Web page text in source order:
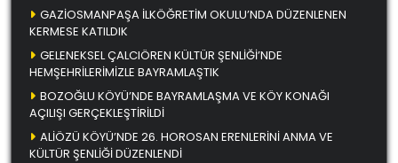
GAZİOSMANPAŞA İLKÖĞRETİM OKULU’NDA DÜZENLENEN
KERMESE KATILDIK
GELENEKSEL ÇALCIÖREN KÜLTÜR ŞENLİĞİ’NDE
HEMŞEHRİLERİMİZLE BAYRAMLAŞTIK
BOZOĞLU KÖYÜ’NDE BAYRAMLAŞMA VE KÖY KONAĞI
AÇILIŞI GERÇEKLEŞTİRİLDİ
ALİÖZÜ KÖYÜ’NDE 26. HOROSAN ERENLERİNİ ANMA VE
KÜLTÜR ŞENLİĞİ DÜZENLENDİ